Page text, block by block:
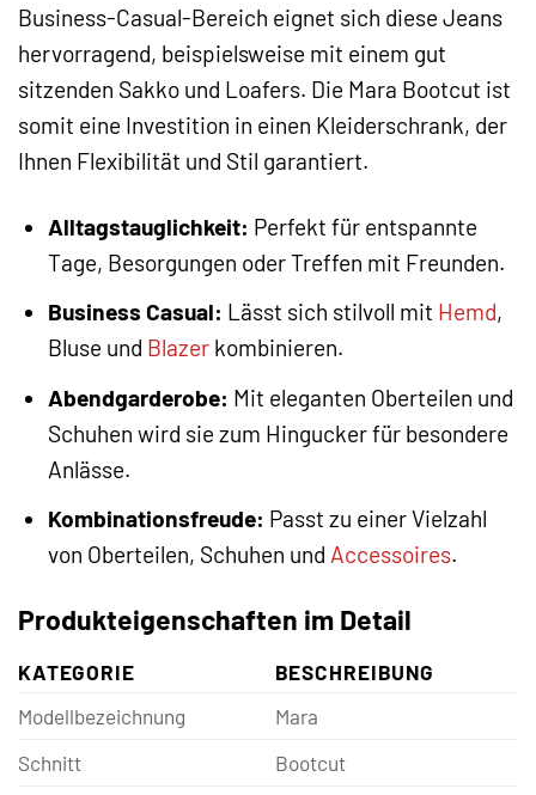
Business-Casual-Bereich eignet sich diese Jeans
hervorragend, beispielsweise mit einem gut
sitzenden Sakko und Loafers. Die Mara Bootcut ist
somit eine Investition in einen Kleiderschrank, der
Ihnen Flexibilität und Stil garantiert.
Alltagstauglichkeit: Perfekt für entspannte
Tage, Besorgungen oder Treffen mit Freunden.
Business Casual: Lässt sich stilvoll mit Hemd,
Bluse und Blazerkombinieren.
Abendgarderobe: Mit eleganten Oberteilen und
Schuhen wird sie zum Hingucker für besondere
Anlässe.
Kombinationsfreude: Passt zu einer Vielzahl
von Oberteilen, Schuhen und Accessoires.
Produkteigenschaften im Detail
KATEGORIE
BESCHREIBUNG
Modellbezeichnung
Mara
Schnitt
Bootcut